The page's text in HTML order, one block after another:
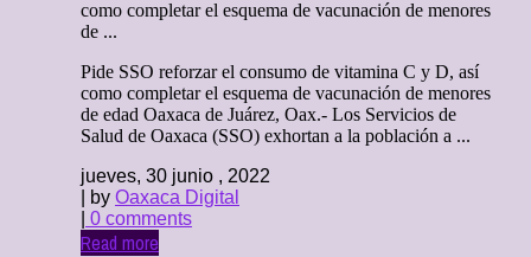
como completar el esquema de vacunación de menores
de ...
Pide SSO reforzar el consumo de vitamina C y D, así
como completar el esquema de vacunación de menores
de edad Oaxaca de Juárez, Oax.- Los Servicios de
Salud de Oaxaca (SSO) exhortan a la población a ...
jueves, 30 junio , 2022
| by Oaxaca Digital
0 comments
Read more